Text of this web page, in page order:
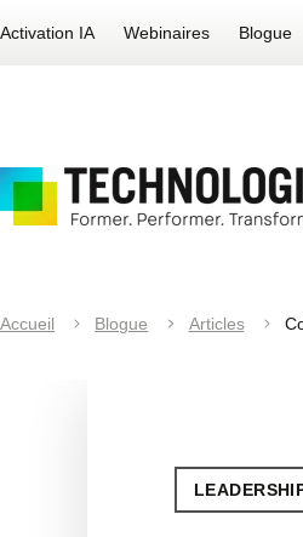
Activation IA Webinaires Blogue
Accueil Blogue Articles